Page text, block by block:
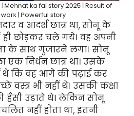
ka fal story 2025 | Result of
| Powerful story
व आदर्श छात्र था, सोनू के
छोड़कर चले गये। वह अपनी
के साथ गुजारने लगा। सोनू
एक निर्धन छात्र था। उसके
थे कि वह आगे की पढ़ाई कर
वस्त्र भी नहीं थे। उसकी कक्षा
हँसी उड़ाते थे। लेकिन सोनू
नहीं होता था, इतनी